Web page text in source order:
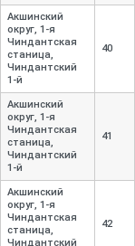
Акшинский
округ, 1-я
Чиндантская
станица,
Чиндантский
1-й
40
Акшинский
округ, 1-я
Чиндантская
станица,
Чиндантский
1-й
41
Акшинский
округ, 1-я
Чиндантская
станица,
Чиндантский
42